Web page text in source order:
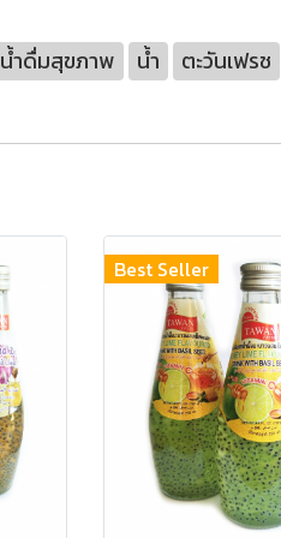
น้ำดื่มสุขภาพ น้ำ ตะวันเฟรช
Best Seller